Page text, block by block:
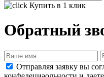
Купить в 1 клик
Обратный
Отправляя заявку вы